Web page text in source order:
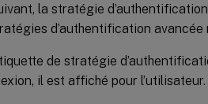
la stratégie
d’authentification avancée
de stratégie
il est affiché pour l’utilisateur.